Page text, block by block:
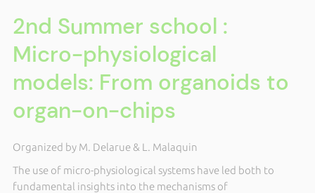
2nd Summer school :
Micro-physiological
models: From organoids to
organ-on-chips
Organized by M. Delarue & L. Malaquin
The use of micro-physiological systems have led both to
fundamental insights into the mechanisms of